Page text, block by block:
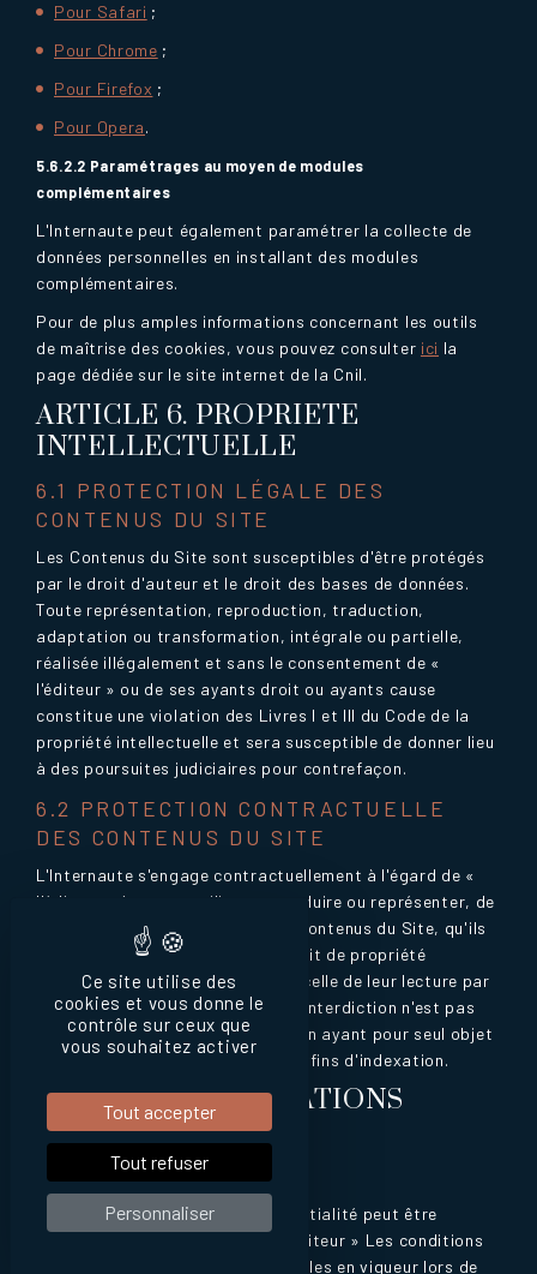
Pour Safari ;
Pour Chrome ;
Pour Firefox ;
Pour Opera.
5.6.2.2 Paramétrages au moyen de modules
complémentaires
L'Internaute peut également paramétrer la collecte de
données personnelles en installant des modules
complémentaires.
Pour de plus amples informations concernant les outils
de maîtrise des cookies, vous pouvez consulter ici la
page dédiée sur le site internet de la Cnil.
ARTICLE 6. PROPRIETE
INTELLECTUELLE
6.1 PROTECTION LÉGALE DES
CONTENUS DU SITE
Les Contenus du Site sont susceptibles d'être protégés
par le droit d'auteur et le droit des bases de données.
Toute représentation, reproduction, traduction,
adaptation ou transformation, intégrale ou partielle,
réalisée illégalement et sans le consentement de «
l'éditeur » ou de ses ayants droit ou ayants cause
constitue une violation des Livres I et III du Code de la
propriété intellectuelle et sera susceptible de donner lieu
à des poursuites judiciaires pour contrefaçon.
6.2 PROTECTION CONTRACTUELLE
DES CONTENUS DU SITE
L'Internaute s'engage contractuellement à l'égard de «
l'éditeur » à ne pas utiliser, reproduire ou représenter, de
quelque manière que ce soit, les Contenus du Site, qu'ils
soient ou non protégés par un droit de propriété
intellectuelle, à une autre fin que celle de leur lecture par
un robot ou un navigateur. Cette interdiction n'est pas
applicable aux robots d'indexation ayant pour seul objet
de scanner le contenu du Site aux fins d'indexation.
ARTICLE 7. STIPULATIONS
FINALES
7.1 MODIFICATIONS
La présente Politique de Confidentialité peut être
modifiée à tout moment par « l'éditeur » Les conditions
applicables à l'Internaute sont celles en vigueur lors de
Ce site utilise des
cookies et vous donne le
contrôle sur ceux que
vous souhaitez activer
Tout accepter
Tout refuser
Personnaliser